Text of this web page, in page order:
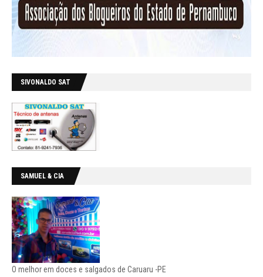
SIVONALDO SAT
SAMUEL & CIA
O melhor em doces e salgados de Caruaru -PE